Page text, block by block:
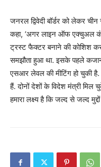
जनरल द्विवेदी बॉर्डर को लेकर
कहा, ‘अगर लाइन ऑफ एक्चुअल
ट्रस्ट फैक्टर बनाने की कोशिश
समझौता हुआ था. इसके पहले कजान
एसआर लेवल की मीटिंग हो चुकी है.
हैं. दोनों देशों के विदेश मंत्री मिल
हमारा लक्ष्य है कि जल्द से जल्द